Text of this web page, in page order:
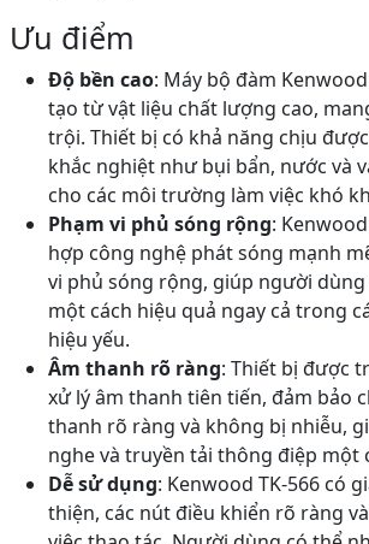
Ưu điểm
Độ bền cao: Máy bộ đàm
tạo từ vật liệu chất lượng cao,
trội. Thiết bị có khả năng chịu
khắc nghiệt như bụi bẩn, nước và
cho các môi trường làm việc khó
Phạm vi phủ sóng rộng:
hợp công nghệ phát sóng mạnh
vi phủ sóng rộng, giúp người dùng
một cách hiệu quả ngay cả trong
hiệu yếu.
Âm thanh rõ ràng: Thiết bị được
xử lý âm thanh tiên tiến, đảm bảo
thanh rõ ràng và không bị nhiễu,
nghe và truyền tải thông điệp một
Dễ sử dụng: Kenwood TK-566 có
thiện, các nút điều khiển rõ ràng